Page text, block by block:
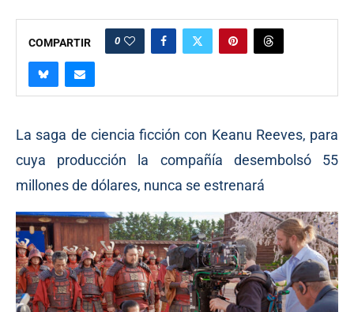
COMPARTIR 0
La saga de ciencia ficción con Keanu Reeves, para
cuya producción la compañía desembolsó 55
millones de dólares, nunca se estrenará